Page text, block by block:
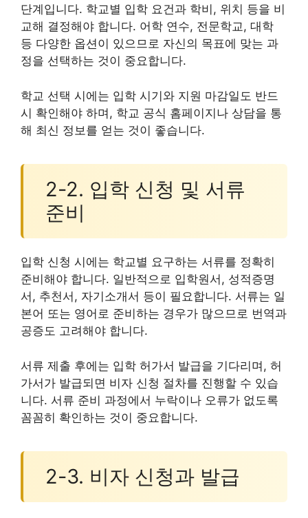
단계입니다. 학교별 입학 요건과 학비, 위치 등을 비
교해 결정해야 합니다. 어학 연수, 전문학교, 대학
등 다양한 옵션이 있으므로 자신의 목표에 맞는 과
정을 선택하는 것이 중요합니다.
학교 선택 시에는 입학 시기와 지원 마감일도 반드
시 확인해야 하며, 학교 공식 홈페이지나 상담을 통
해 최신 정보를 얻는 것이 좋습니다.
2-2. 입학 신청 및 서류
준비
입학 신청 시에는 학교별 요구하는 서류를 정확히
준비해야 합니다. 일반적으로 입학원서, 성적증명
서, 추천서, 자기소개서 등이 필요합니다. 서류는 일
본어 또는 영어로 준비하는 경우가 많으므로 번역과
공증도 고려해야 합니다.
서류 제출 후에는 입학 허가서 발급을 기다리며, 허
가서가 발급되면 비자 신청 절차를 진행할 수 있습
니다. 서류 준비 과정에서 누락이나 오류가 없도록
꼼꼼히 확인하는 것이 중요합니다.
2-3. 비자 신청과 발급